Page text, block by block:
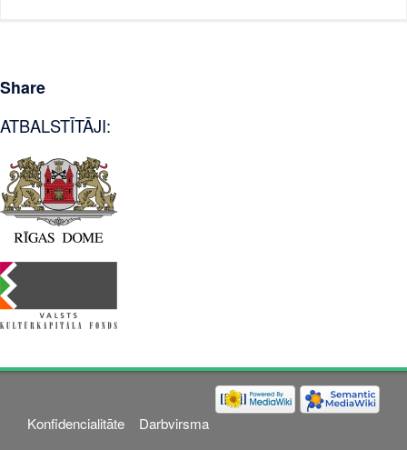
Share
ATBALSTĪTĀJI:
Konfidencialitāte
Darbvirsma